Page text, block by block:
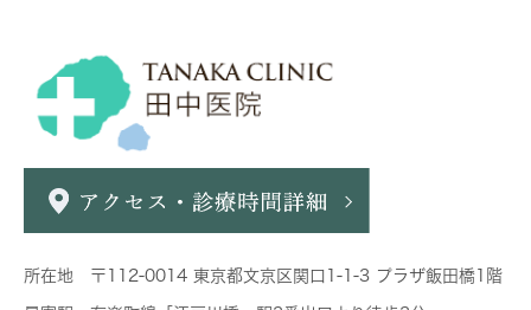
所在地 〒112-0014 東京都文京区関口1-1-3 プラザ飯田橋1階